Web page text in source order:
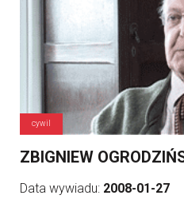
cywil
ZBIGNIEW
Data wywiadu: 2008-01-27